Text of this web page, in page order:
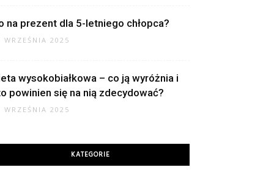
na prezent dla 5-letniego chłopca?
WRZEŚNIA 2025
wysokobiałkowa – co ją wyróżnia i
powinien się na nią zdecydować?
WRZEŚNIA 2025
KATEGORIE